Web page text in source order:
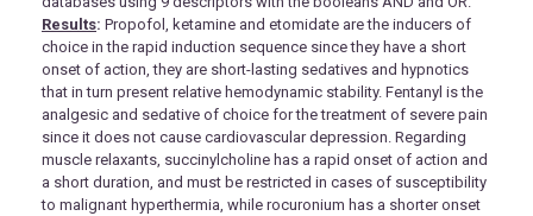
Results: Propofol, ketamine and etomidate are the inducers of
choice in the rapid induction sequence since they have a short
onset of action, they are short-lasting sedatives and hypnotics
that in turn present relative hemodynamic stability. Fentanyl is the
analgesic and sedative of choice for the treatment of severe pain
since it does not cause cardiovascular depression. Regarding
muscle relaxants, succinylcholine has a rapid onset of action and
a short duration, and must be restricted in cases of susceptibility
to malignant hyperthermia, while rocuronium has a shorter onset